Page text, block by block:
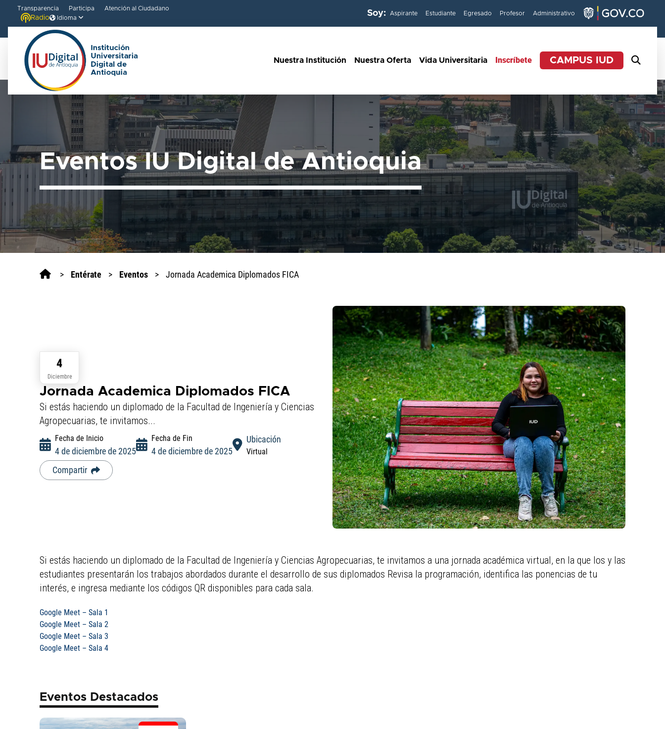
Transparencia Participa Atención al Ciudadano
Radio Idioma Soy: Aspirante Estudiante Egresado Profesor Administrativo
Nuestra Institución Nuestra Oferta Vida Universitaria Inscríbete CAMPUS IUD
Eventos IU Digital de Antioquia
> Entérate > Eventos > Jornada Academica Diplomados FICA
4
Diciembre
Jornada Academica Diplomados FICA
Si estás haciendo un diplomado de la Facultad de Ingeniería y Ciencias
Agropecuarias, te invitamos...
Fecha de Inicio
4 de diciembre de 2025
Fecha de Fin
4 de diciembre de 2025
Ubicación
Virtual
Compartir
Si estás haciendo un diplomado de la Facultad de Ingeniería y Ciencias Agropecuarias, te invitamos a una jornada académica virtual, en la que los y las
estudiantes presentarán los trabajos abordados durante el desarrollo de sus diplomados Revisa la programación, identifica las ponencias de tu
interés, e ingresa mediante los códigos QR disponibles para cada sala.
Google Meet – Sala 1
Google Meet – Sala 2
Google Meet – Sala 3
Google Meet – Sala 4
Eventos Destacados